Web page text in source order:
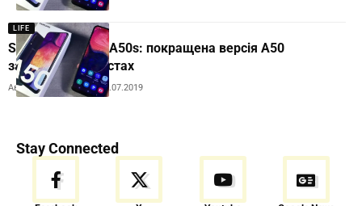
LIFE
Samsung Galaxy A50s: покращена версія A50
засвітилася в тестах
Автор:Andrew Orobets10.07.2019
Stay Connected